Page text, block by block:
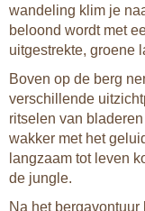
wandeling klim je
beloond wordt met
uitgestrekte, groene
Boven op de berg
verschillende
ritselen van
wakker met het
langzaam tot leven
de jungle.
Na het